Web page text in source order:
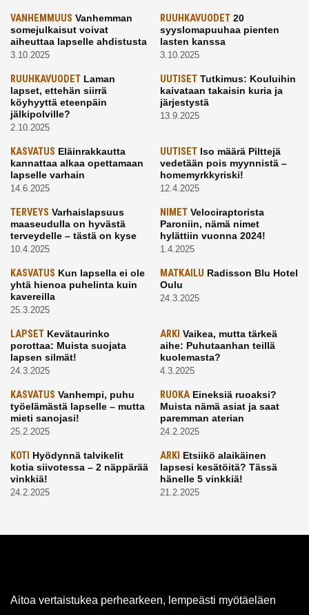
VANHEMMUUS Vanhemman
somejulkaisut voivat
aiheuttaa lapselle ahdistusta
3.10.2025
RUUHKAVUODET20
syyslomapuuhaa pienten
lasten kanssa
3.10.2025
RUUHKAVUODET Laman
lapset, ettehän siirrä
köyhyyttä eteenpäin
jälkipolville?
2.10.2025
UUTISETTutkimus: Kouluihin
kaivataan takaisin kuria ja
järjestystä
13.9.2025
KASVATUS Eläinrakkautta
kannattaa alkaa opettamaan
lapselle varhain
14.6.2025
UUTISETIso määrä Pilttejä
vedetään pois myynnistä –
homemyrkkyriski!
12.4.2025
TERVEYS Varhaislapsuus
maaseudulla on hyvästä
terveydelle – tästä on kyse
10.4.2025
NIMETVelociraptorista
Paroniin, nämä nimet
hylättiin vuonna 2024!
1.4.2025
KASVATUS Kun lapsella ei ole
yhtä hienoa puhelinta kuin
kavereilla
25.3.2025
MATKAILU Radisson Blu Hotel
Oulu
24.3.2025
LAPSET Kevätaurinko
porottaa: Muista suojata
lapsen silmät!
24.3.2025
ARKI Vaikea, mutta tärkeä
aihe: Puhutaanhan teillä
kuolemasta?
4.3.2025
KASVATUS Vanhempi, puhu
työelämästä lapselle – mutta
mieti sanojasi!
25.2.2025
RUOKAEineksiä ruoaksi?
Muista nämä asiat ja saat
paremman aterian
24.2.2025
KOTI Hyödynnä talvikelit
kotia siivotessa – 2 näppärää
vinkkiä!
24.2.2025
ARKI Etsiikö alaikäinen
lapsesi kesätöitä? Tässä
hänelle 5 vinkkiä!
21.2.2025
Aitoa vertaistukea perhearkeen, lempeästi myötäeläen